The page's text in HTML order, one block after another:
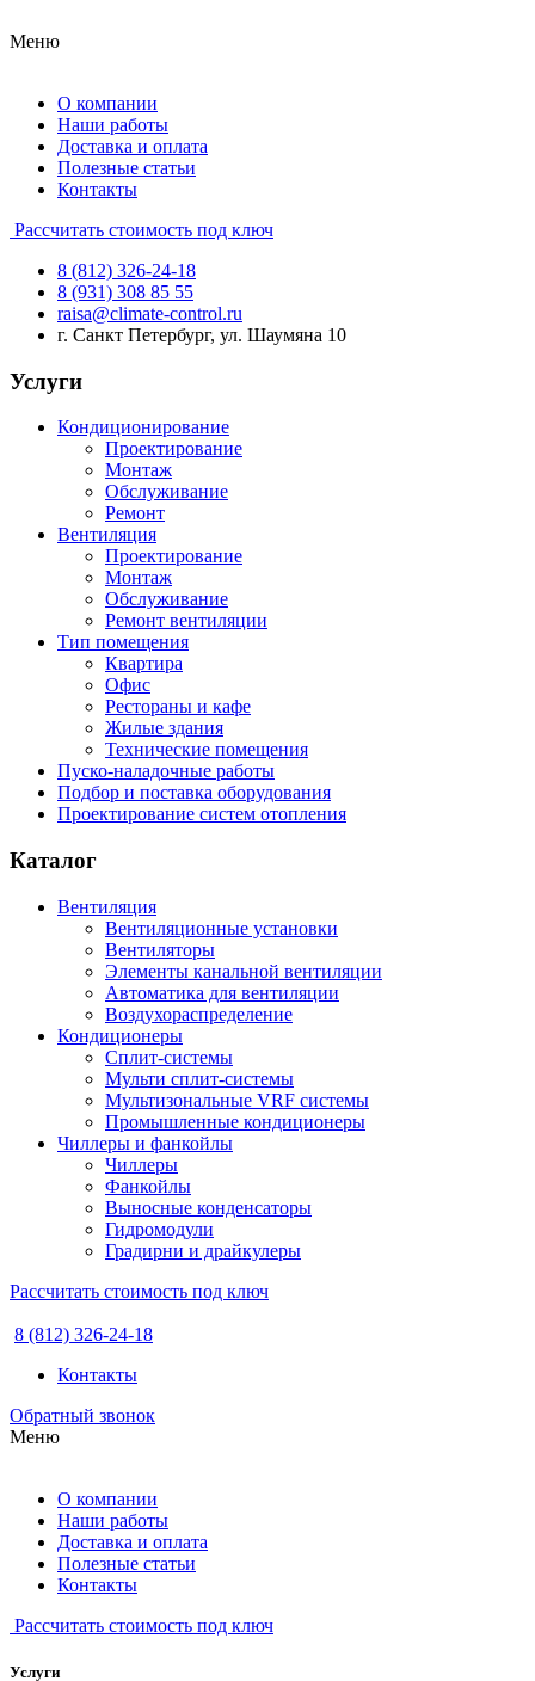
Меню
О компании
Наши работы
Доставка и оплата
Полезные статьи
Контакты
Рассчитать стоимость под ключ
8 (812) 326-24-18
8 (931) 308 85 55
raisa@climate-control.ru
г. Санкт Петербург, ул. Шаумяна 10
Услуги
Кондиционирование
Проектирование
Монтаж
Обслуживание
Ремонт
Вентиляция
Проектирование
Монтаж
Обслуживание
Ремонт вентиляции
Тип помещения
Квартира
Офис
Рестораны и кафе
Жилые здания
Технические помещения
Пуско-наладочные работы
Подбор и поставка оборудования
Проектирование систем отопления
Каталог
Вентиляция
Вентиляционные установки
Вентиляторы
Элементы канальной вентиляции
Автоматика для вентиляции
Воздухораспределение
Кондиционеры
Сплит-системы
Мульти сплит-системы
Мультизональные VRF системы
Промышленные кондиционеры
Чиллеры и фанкойлы
Чиллеры
Фанкойлы
Выносные конденсаторы
Гидромодули
Градирни и драйкулеры
Рассчитать стоимость под ключ
8 (812) 326-24-18
Контакты
Обратный звонок
Меню
О компании
Наши работы
Доставка и оплата
Полезные статьи
Контакты
Рассчитать стоимость под ключ
Услуги